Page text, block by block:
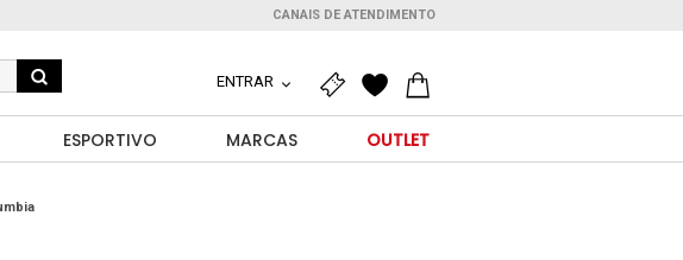
CANAIS DE ATENDIMENTO
ENTRAR
ESPORTIVO MARCAS OUTLET